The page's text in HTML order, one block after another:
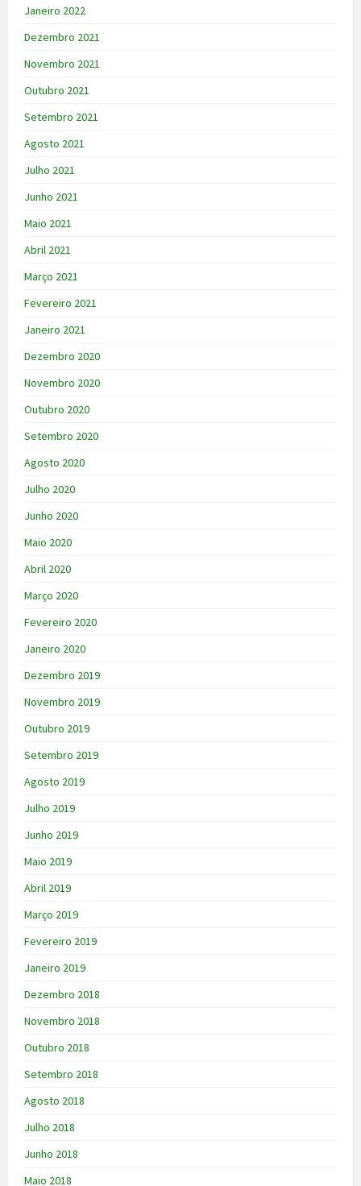
Janeiro 2022
Dezembro 2021
Novembro 2021
Outubro 2021
Setembro 2021
Agosto 2021
Julho 2021
Junho 2021
Maio 2021
Abril 2021
Março 2021
Fevereiro 2021
Janeiro 2021
Dezembro 2020
Novembro 2020
Outubro 2020
Setembro 2020
Agosto 2020
Julho 2020
Junho 2020
Maio 2020
Abril 2020
Março 2020
Fevereiro 2020
Janeiro 2020
Dezembro 2019
Novembro 2019
Outubro 2019
Setembro 2019
Agosto 2019
Julho 2019
Junho 2019
Maio 2019
Abril 2019
Março 2019
Fevereiro 2019
Janeiro 2019
Dezembro 2018
Novembro 2018
Outubro 2018
Setembro 2018
Agosto 2018
Julho 2018
Junho 2018
Maio 2018